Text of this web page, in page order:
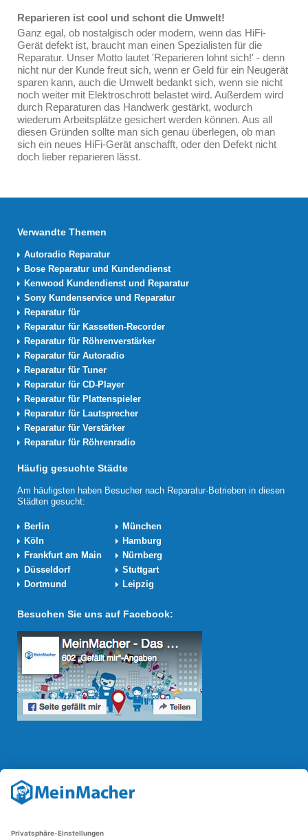
Reparieren ist cool und schont die Umwelt!
Ganz egal, ob nostalgisch oder modern, wenn das HiFi-
Gerät defekt ist, braucht man einen Spezialisten für die
Reparatur. Unser Motto lautet 'Reparieren lohnt sich!' - denn
nicht nur der Kunde freut sich, wenn er Geld für ein Neugerät
sparen kann, auch die Umwelt bedankt sich, wenn sie nicht
noch weiter mit Elektroschrott belastet wird. Außerdem wird
durch Reparaturen das Handwerk gestärkt, wodurch
wiederum Arbeitsplätze gesichert werden können. Aus all
diesen Gründen sollte man sich genau überlegen, ob man
sich ein neues HiFi-Gerät anschafft, oder den Defekt nicht
doch lieber reparieren lässt.
Verwandte Themen
Autoradio Reparatur
Bose Reparatur und Kundendienst
Kenwood Kundendienst und Reparatur
Sony Kundenservice und Reparatur
Reparatur für
Reparatur für Kassetten-Recorder
Reparatur für Röhrenverstärker
Reparatur für Autoradio
Reparatur für Tuner
Reparatur für CD-Player
Reparatur für Plattenspieler
Reparatur für Lautsprecher
Reparatur für Verstärker
Reparatur für Röhrenradio
Häufig gesuchte Städte
Am häufigsten haben Besucher nach Reparatur-Betrieben in diesen
Städten gesucht:
Berlin
München
Köln
Hamburg
Frankfurt am Main
Nürnberg
Düsseldorf
Stuttgart
Dortmund
Leipzig
Besuchen Sie uns auf Facebook:
Reparatur Revolution
Mit derReparatur-Revolution
Reparaturbedingungen in Deutschland: Für Produkte, die sich gut
reparierenden Betriebe und des Reparatur-Know-hows in